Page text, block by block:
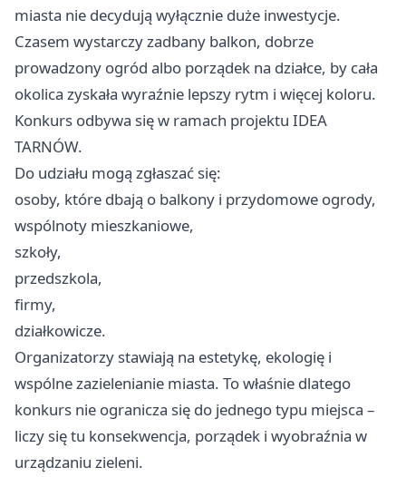
miasta nie decydują wyłącznie duże inwestycje.
Czasem wystarczy zadbany balkon, dobrze
prowadzony ogród albo porządek na działce, by cała
okolica zyskała wyraźnie lepszy rytm i więcej koloru.
Konkurs odbywa się w ramach projektu IDEA
TARNÓW.
Do udziału mogą zgłaszać się:
osoby, które dbają o balkony i przydomowe ogrody,
wspólnoty mieszkaniowe,
szkoły,
przedszkola,
firmy,
działkowicze.
Organizatorzy stawiają na estetykę, ekologię i
wspólne zazielenianie miasta. To właśnie dlatego
konkurs nie ogranicza się do jednego typu miejsca –
liczy się tu konsekwencja, porządek i wyobraźnia w
urządzaniu zieleni.